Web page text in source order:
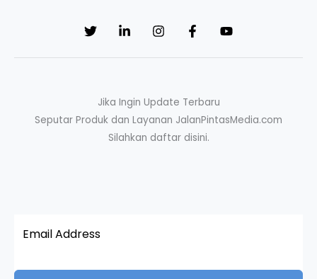
Jika Ingin Update Terbaru
Seputar Produk dan Layanan JalanPintasMedia.com
Silahkan daftar disini.